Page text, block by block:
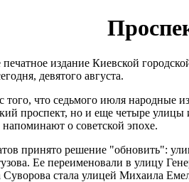
издание Киевской
девятого августа.
того, что седьмого июля народные
проспект, но и еще четыре
о советской эпохе.
принято решение "обновить":
Ее переименовали в улицу
стала улицей Михаила